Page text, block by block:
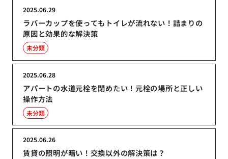
ラバーカップを使ってもトイレが流れない！詰まりの
原因と効果的な解決策
2025.06.29
未分類
アパートの水道元栓を閉めたい！元栓の場所と正しい
操作方法
2025.06.28
未分類
賃貸の照明が暗い！交換以外の解決策は？
2025.06.26